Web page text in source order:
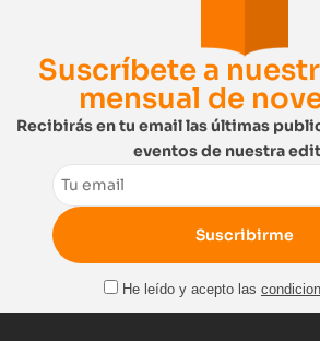
Suscríbete a
mensual de
Recibirás en tu email las últimas
eventos de nuestra
Email
He leído y acepto las